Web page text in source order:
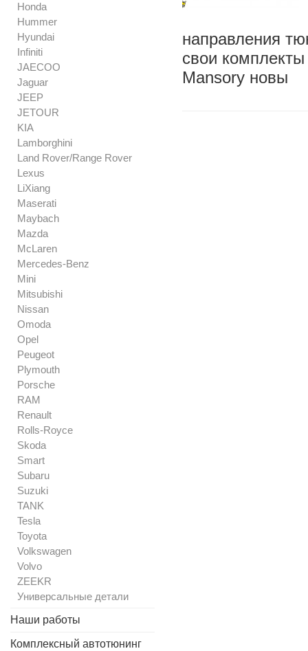
Honda
Hummer
Hyundai
Infiniti
JAECOO
Jaguar
JEEP
JETOUR
KIA
Lamborghini
Land Rover/Range Rover
Lexus
LiXiang
Maserati
Maybach
Mazda
McLaren
Mercedes-Benz
Mini
Mitsubishi
Nissan
Omoda
Opel
Peugeot
Plymouth
Porsche
RAM
Renault
Rolls-Royce
Skoda
Smart
Subaru
Suzuki
TANK
Tesla
Toyota
Volkswagen
Volvo
ZEEKR
Универсальные детали
Наши работы
Комплексный автотюнинг
направления
свои
Mansory новы